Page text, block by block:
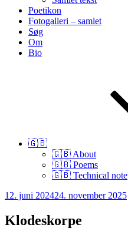
Poetikon
Fotogalleri – samlet
Søg
Om
Bio
🇬🇧
🇬🇧 About
🇬🇧 Poems
🇬🇧 Technical note
Udgivet
12. juni 202424. november 2025
Klodeskorpe